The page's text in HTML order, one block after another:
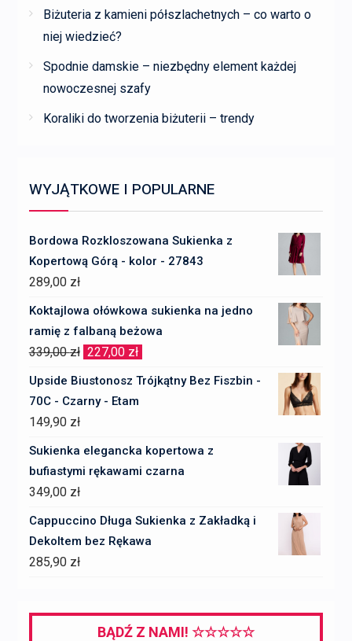
Biżuteria z kamieni półszlachetnych – co warto o
niej wiedzieć?
Spodnie damskie – niezbędny element każdej
nowoczesnej szafy
Koraliki do tworzenia biżuterii – trendy
WYJĄTKOWE I POPULARNE
Bordowa Rozkloszowana Sukienka z
Kopertową Górą - kolor - 27843
289,00 zł
Koktajlowa ołówkowa sukienka na jedno
ramię z falbaną beżowa
339,00zł Pierwotna
wynosiła:
227,00 zł
cena
Upside Biustonosz Trójkątny Bez Fiszbin -
70C - Czarny - Etam
149,90 zł
Sukienka elegancka kopertowa z
bufiastymi rękawami czarna
349,00 zł
Cappuccino Długa Sukienka z Zakładką i
Dekoltem bez Rękawa
285,90 zł
BĄDŹ Z NAMI! ☆☆☆☆☆